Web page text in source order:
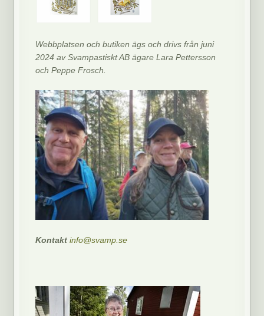
Webbplatsen och butiken ägs och drivs från juni
2024 av Svampastiskt AB ägare Lara Pettersson
och Peppe Frosch.
Kontaktinfo@svamp.se